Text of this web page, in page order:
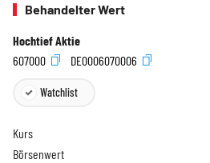
Behandelter Wert
Hochtief Aktie
607000
DE0006070006
Watchlist
Kurs
Börsenwert